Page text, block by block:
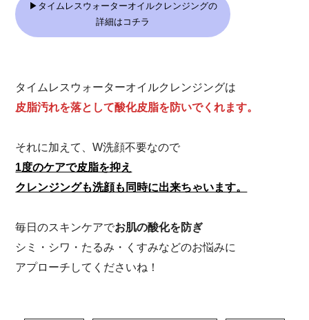
▶タイムレスウォーターオイルクレンジングの
詳細はコチラ
タイムレスウォーターオイルクレンジングは
皮脂汚れを落として酸化皮脂を防いでくれます。
それに加えて、W洗顔不要なので
1度のケアで皮脂を抑え
クレンジングも洗顔も同時に出来ちゃいます。
毎日のスキンケアでお肌の酸化を防ぎ
シミ・シワ・たるみ・くすみなどのお悩みに
アプローチしてくださいね！